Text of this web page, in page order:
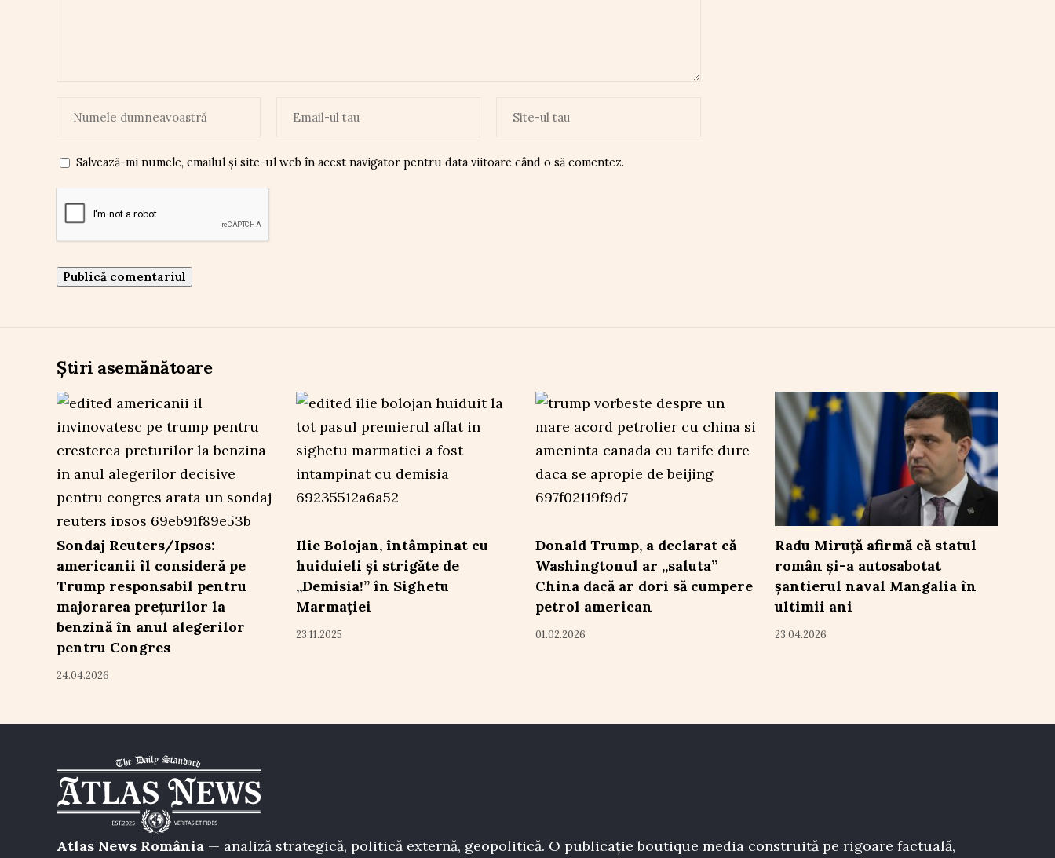
Salvează-mi numele, emailul și site-ul web în acest navigator pentru data viitoare când o să comentez.
Știri asemănătoare
Sondaj Reuters/Ipsos:
americanii îl consideră pe
Trump responsabil pentru
majorarea prețurilor la
benzină în anul alegerilor
pentru Congres
24.04.2026
Ilie Bolojan, întâmpinat cu
huiduieli și strigăte de
„Demisia!” în Sighetu
Marmației
23.11.2025
Donald Trump, a declarat că
Washingtonul ar „saluta”
China dacă ar dori să cumpere
petrol american
01.02.2026
Radu Miruță afirmă că statul
român și-a autosabotat
șantierul naval Mangalia în
ultimii ani
23.04.2026
Atlas News România — analiză strategică, politică externă, geopolitică. O publicație boutique media construită pe rigoare factuală,